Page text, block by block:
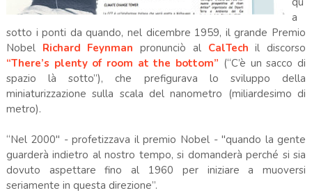
a
sotto i ponti da quando, nel dicembre 1959, il grande Premio
Nobel Richard Feynman pronunciò al CalTech il discorso
“There’s plenty of room at the bottom” (“C’è un sacco di
spazio là sotto”), che prefigurava lo sviluppo della
miniaturizzazione sulla scala del nanometro (miliardesimo di
metro).
“Nel 2000" - profetizzava il premio Nobel - "quando la gente
guarderà indietro al nostro tempo, si domanderà perché si sia
dovuto aspettare fino al 1960 per iniziare a muoversi
seriamente in questa direzione”.